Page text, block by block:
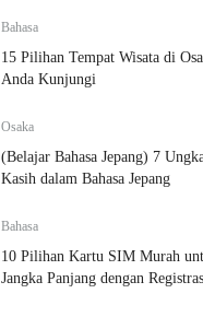
Bahasa
15 Pilihan Tempat Wisata di
Anda Kunjungi
Osaka
(Belajar Bahasa Jepang) 7 Ungkapan Terima
Kasih dalam Bahasa Jepang
Bahasa
10 Pilihan Kartu SIM Murah
Jangka Panjang dengan